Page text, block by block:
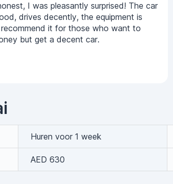
I was pleasantly surprised! The car
drives decently, the equipment is
it for those who want to
but get a decent car.
Huren voor 1 week
AED 630